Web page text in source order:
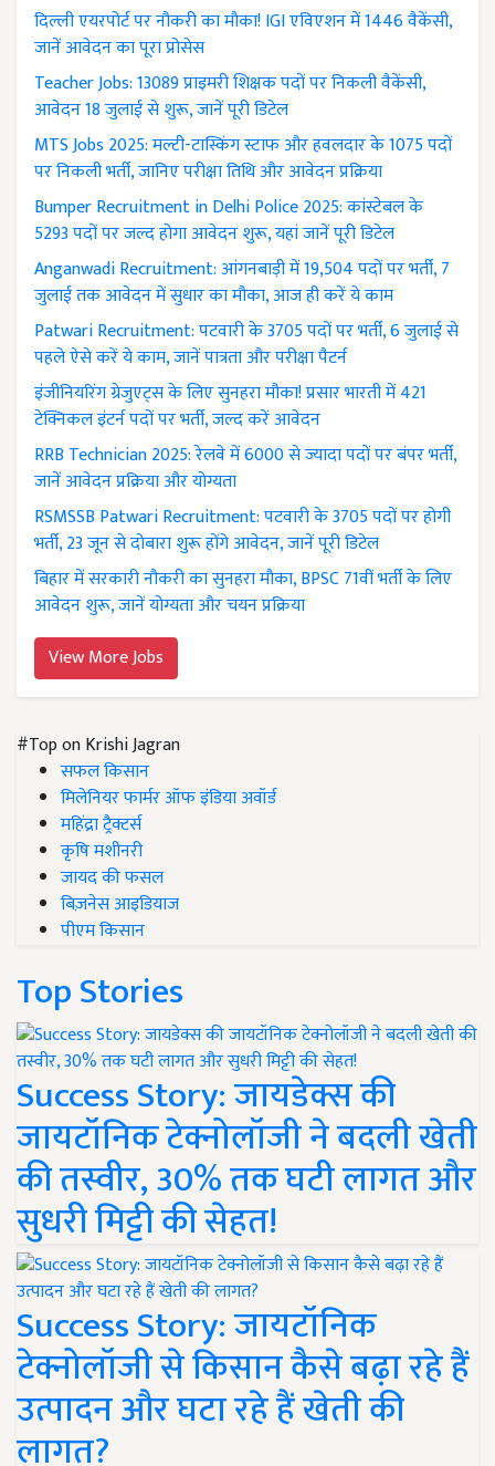
दिल्ली एयरपोर्ट पर नौकरी का मौका! IGI एविएशन में 1446 वैकेंसी,
जानें आवेदन का पूरा प्रोसेस
Teacher Jobs: 13089 प्राइमरी शिक्षक पदों पर निकली वैकेंसी,
आवेदन 18 जुलाई से शुरू, जानें पूरी डिटेल
MTS Jobs 2025: मल्टी-टास्किंग स्टाफ और हवलदार के 1075 पदों
पर निकली भर्ती, जानिए परीक्षा तिथि और आवेदन प्रक्रिया
Bumper Recruitment in Delhi Police 2025: कांस्टेबल के
5293 पदों पर जल्द होगा आवेदन शुरू, यहां जानें पूरी डिटेल
Anganwadi Recruitment: आंगनबाड़ी में 19,504 पदों पर भर्ती, 7
जुलाई तक आवेदन में सुधार का मौका, आज ही करें ये काम
Patwari Recruitment: पटवारी के 3705 पदों पर भर्ती, 6 जुलाई से
पहले ऐसे करें ये काम, जानें पात्रता और परीक्षा पैटर्न
इंजीनियरिंग ग्रेजुएट्स के लिए सुनहरा मौका! प्रसार भारती में 421
टेक्निकल इंटर्न पदों पर भर्ती, जल्द करें आवेदन
RRB Technician 2025: रेलवे में 6000 से ज्यादा पदों पर बंपर भर्ती,
जानें आवेदन प्रक्रिया और योग्यता
RSMSSB Patwari Recruitment: पटवारी के 3705 पदों पर होगी
भर्ती, 23 जून से दोबारा शुरू होंगे आवेदन, जानें पूरी डिटेल
बिहार में सरकारी नौकरी का सुनहरा मौका, BPSC 71वीं भर्ती के लिए
आवेदन शुरू, जानें योग्यता और चयन प्रक्रिया
View More Jobs
#Top on Krishi Jagran
सफल किसान
मिलेनियर फार्मर ऑफ इंडिया अवॉर्ड
महिंद्रा ट्रैक्टर्स
कृषि मशीनरी
जायद की फसल
बिज़नेस आइडियाज
पीएम किसान
Top Stories
Success Story: जायडेक्स की
जायटॉनिक टेक्नोलॉजी ने बदली खेती
की तस्वीर, 30% तक घटी लागत और
सुधरी मिट्टी की सेहत!
Success Story: जायटॉनिक
टेक्नोलॉजी से किसान कैसे बढ़ा रहे हैं
उत्पादन और घटा रहे हैं खेती की
लागत?